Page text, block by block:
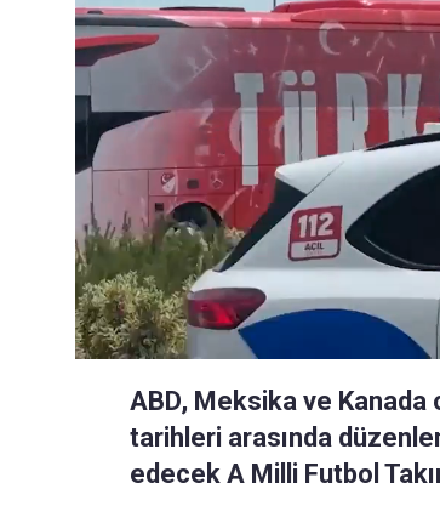
ABD, Meksika ve
tarihleri arasında
edecek A Milli Futbol